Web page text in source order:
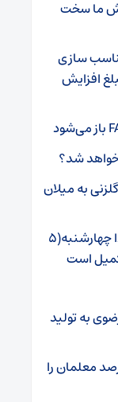
ما سخت
سازی
افزایش
شد؟
به میلان
مدارس و ادارات این استان‌ها فردا چهارشنبه(۵
است
به تولید
بین ۷۰ تا ۸۰ درصد معلمان را